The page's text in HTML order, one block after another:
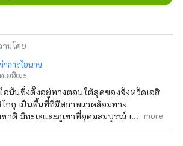
มโดย
าการไอนาน
เอฮิเมะ
อนันซึ่งตั้งอยู่ทางตอนใต้สุดของจังหวัดเอฮิ
โกกุ เป็นพื้นที่ที่มีสภาพแวดล้อมทาง
าติ มีทะเลและภูเขาที่อุดมสมบูรณ์ เช่น
นแห่งชาติอาชิซูริ-อุวาไก สภาพอากาศ
more